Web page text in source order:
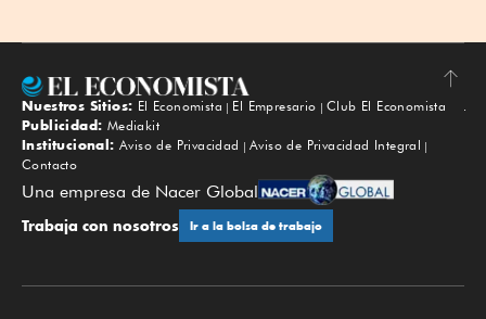
Subir
Nuestros Sitios: El Economista El Empresario
Club El Economista
Publicidad: Mediakit
Institucional: Aviso de Privacidad
Aviso de Privacidad Integral
Contacto
Una empresa de Nacer Global
Trabaja con nosotros Ir a la bolsa de trabajo